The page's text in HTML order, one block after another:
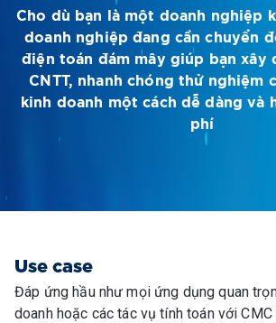
Cho dù bạn là một doanh nghiệp
doanh nghiệp đang cần chuyển
điện toán đám mây giúp bạn xây
CNTT, nhanh chóng thử nghiệm
kinh doanh một cách dễ dàng và
phí
Use case
Đáp ứng hầu như mọi ứng dụng quan
doanh hoặc các tác vụ tính toán với CMC